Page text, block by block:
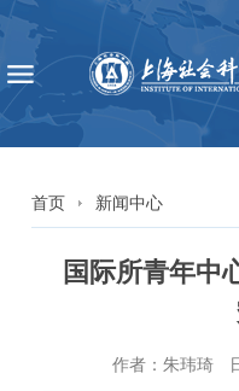
首页 新闻中心
国际所青年中
作者：朱玮琦